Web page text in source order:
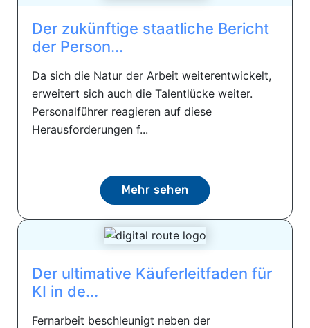
Der zukünftige staatliche Bericht
der Person...
Da sich die Natur der Arbeit weiterentwickelt,
erweitert sich auch die Talentlücke weiter.
Personalführer reagieren auf diese
Herausforderungen f...
Mehr sehen
Der ultimative Käuferleitfaden für
KI in de...
Fernarbeit beschleunigt neben der